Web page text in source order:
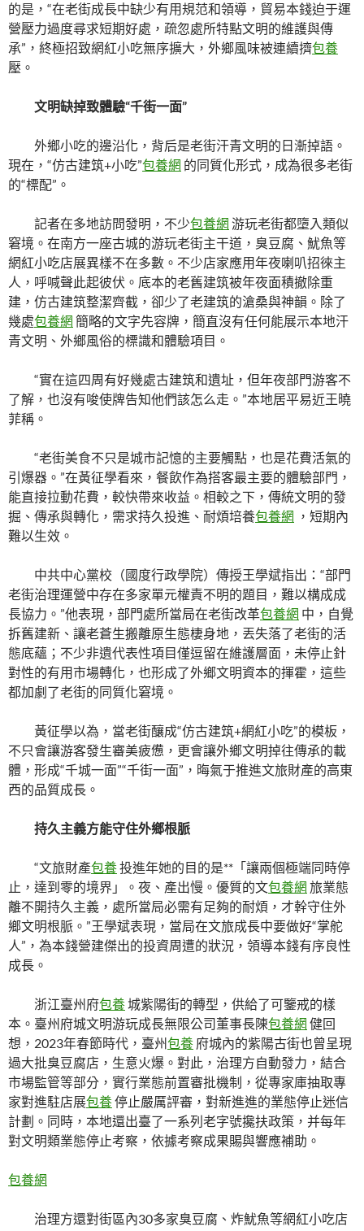
的是，“在老街成長中缺少有用規范和領導，貿易本錢迫于運
營壓力過度尋求短期好處，疏忽處所特點文明的維護與傳
承”，終極招致網紅小吃無序擴大，外鄉風味被連續擠包養
壓。
文明缺掉致體驗“千街一面”
外鄉小吃的邊沿化，背后是老街汗青文明的日漸掉語。
現在，“仿古建筑+小吃”包養網 的同質化形式，成為很多老街
的“標配”。
記者在多地訪問發明，不少包養網 游玩老街都墮入類似
窘境。在南方一座古城的游玩老街主干道，臭豆腐、魷魚等
網紅小吃店展異樣不在多數。不少店家應用年夜喇叭招徠主
人，呼喊聲此起彼伏。底本的老舊建筑被年夜面積撤除重
建，仿古建筑整潔齊截，卻少了老建筑的滄桑與神韻。除了
幾處包養網 簡略的文字先容牌，簡直沒有任何能展示本地汗
青文明、外鄉風俗的標識和體驗項目。
“實在這四周有好幾處古建筑和遺址，但年夜部門游客不
了解，也沒有唆使牌告知他們該怎么走。”本地居平易近王曉
菲稱。
“老街美食不只是城市記憶的主要觸點，也是花費活氣的
引爆器。”在黃征學看來，餐飲作為搭客最主要的體驗部門，
能直接拉動花費，較快帶來收益。相較之下，傳統文明的發
掘、傳承與轉化，需求持久投進、耐煩培養包養網 ，短期內
難以生效。
中共中心黨校（國度行政學院）傳授王學斌指出：“部門
老街治理運營中存在多家單元權責不明的題目，難以構成成
長協力。”他表現，部門處所當局在老街改革包養網 中，自覺
拆舊建新、讓老蒼生搬離原生態棲身地，丟失落了老街的活
態底蘊；不少非遺代表性項目僅逗留在維護層面，未停止針
對性的有用市場轉化，也形成了外鄉文明資本的揮霍，這些
都加劇了老街的同質化窘境。
黃征學以為，當老街釀成“仿古建筑+網紅小吃”的模板，
不只會讓游客發生審美疲憊，更會讓外鄉文明掉往傳承的載
體，形成“千城一面”“千街一面”，晦氣于推進文旅財產的高東
西的品質成長。
持久主義方能守住外鄉根脈
“文旅財產包養投進年她的目的是**「讓兩個極端同時停
止，達到零的境界」。夜、產出慢。優質的文包養網 旅業態
離不開持久主義，處所當局必需有足夠的耐煩，才幹守住外
鄉文明根脈。”王學斌表現，當局在文旅成長中要做好“掌舵
人”，為本錢營建傑出的投資周遭的狀況，領導本錢有序良性
成長。
浙江臺州府包養城紫陽街的轉型，供給了可鑒戒的樣
本。臺州府城文明游玩成長無限公司董事長陳包養網 健回
想，2023年春節時代，臺州包養 府城內的紫陽古街也曾呈現
過大批臭豆腐店，生意火爆。對此，治理方自動發力，結合
市場監管等部分，實行業態前置審批機制，從專家庫抽取專
家對進駐店展包養停止嚴厲評審，對新進進的業態停止迷信
計劃。同時，本地還出臺了一系列老字號攙扶政策，并每年
對文明類業態停止考察，依據考察成果賜與響應補助。
包養網
治理方還對街區內30多家臭豆腐、炸魷魚等網紅小吃店